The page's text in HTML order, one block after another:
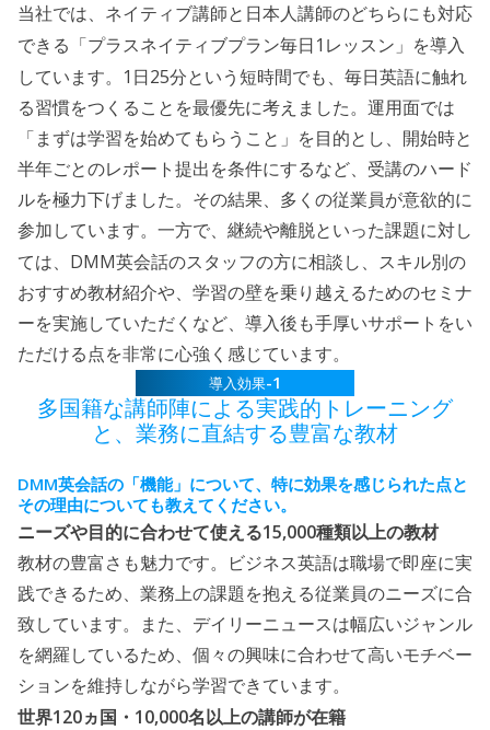
当社では、ネイティブ講師と日本人講師のどちらにも対応
できる「プラスネイティブプラン毎日 1 レッスン」を導入
しています。
1 日 25分という短時間でも、毎日英語に触れ
る習慣をつくることを最優先に考えました。運用面では
「まずは学習を始めてもらうこと」を目的とし、開始時と
半年ごとのレポート提出を条件にするなど、受講のハード
ルを極力下げました。その結果、多くの従業員が意欲的に
参加しています。一方で、継続や離脱といった課題に対し
ては、 DMM英会話のスタッフの方に相談し、スキル別の
おすすめ教材紹介や、学習の壁を乗り越えるためのセミナ
ーを実施していただくなど、導入後も手厚いサポートをい
ただける点を非常に心強く感じています。
導入効果-1
多国籍な講師陣による実践的トレーニング
と、 業務に直結する豊富な教材
DMM英会話の「機能」について、特に効果を感じられた点と
その理由についても教えてください。
ニーズや目的に合わせて使える15,000種類以上の教材
教材の豊富さも魅力です。ビジネス英語は職場で即座に実
践できるため、業務上の課題を抱える従業員のニーズに合
致しています。また、デイリーニュースは幅広いジャンル
を網羅しているため、個々の興味に合わせて高いモチベー
ションを維持しながら学習できています。
世界120ヵ国・ 10,000名以上の講師が在籍